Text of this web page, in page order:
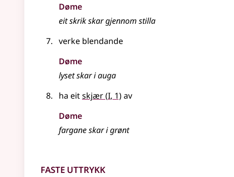
Døme
eit skrik skar gjennom stilla
verke blendande
Døme
lyset skar i auga
ha eitskjær(1
I, 1)av
Døme
fargane skar i grønt
Faste uttrykk